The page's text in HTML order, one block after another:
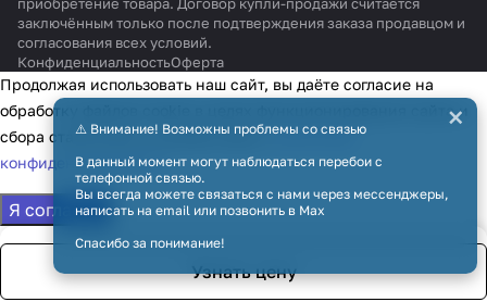
Узнать цену
заключённым только после подтверждения заказа продавцом и
согласования всех условий.
КонфиденциальностьОферта
⚠️ Внимание! Возможны проблемы со связью
В данный момент могут наблюдаться перебои с
телефонной связью.
Вы всегда можете связаться с нами через мессенджеры,
написать на email или позвонить в Max
Спасибо за понимание!
×
Продолжая использовать наш сайт, вы даёте согласие на
обработку файлов cookie в целях функционирования сайта и
сбора статистики в соответствии сполитикой
конфиденциальности
Я согласен